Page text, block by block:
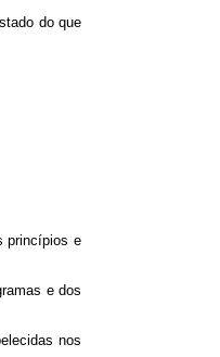
do que
princípios e
e dos
nos